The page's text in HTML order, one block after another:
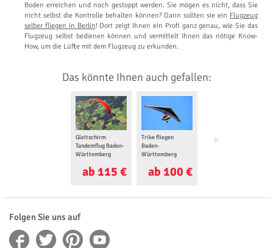
Boden erreichen und noch gestoppt werden. Sie mögen es nicht, dass Sie
nicht selbst die Kontrolle behalten können? Dann sollten sie ein Flugzeug
selber fliegen in Berlin! Dort zeigt Ihnen ein Profi ganz genau, wie Sie das
Flugzeug selbst bedienen können und vermittelt Ihnen das nötige Know-
How, um die Lüfte mit dem Flugzeug zu erkunden.
Das könnte Ihnen auch gefallen:
Gleitschirm
Tandemflug Baden-
Württemberg
ab 115 €
Trike fliegen
Baden-
Württemberg
ab 100 €
Flugzeug selber
Folgen Sie uns auf